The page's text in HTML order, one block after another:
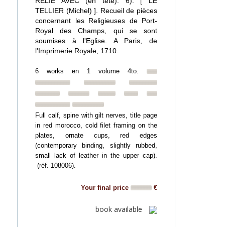
TELLIER (Michel) ]. Recueil de pièces
concernant les Religieuses de Port-
Royal des Champs, qui se sont
soumises à l'Eglise. A Paris, de
l'Imprimerie Royale, 1710.
6 works en 1 volume 4to.
Full calf, spine with gilt nerves, title page
in red morocco, cold filet framing on the
plates, ornate cups, red edges
(contemporary binding, slightly rubbed,
small lack of leather in the upper cap).
(réf. 108006).
Your final price €
book available